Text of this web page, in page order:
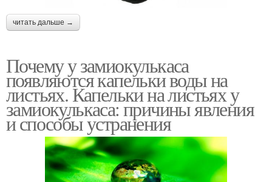
читать дальше →
Почему у замиокулькаса
появляются капельки воды на
листьях. Капельки на листьях у
замиокулькаса: причины явления
и способы устранения